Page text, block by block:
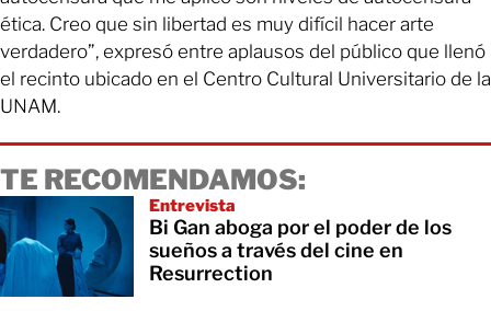
ética. Creo que sin libertad es muy difícil hacer arte
verdadero”, expresó entre aplausos del público que llenó
el recinto ubicado en el Centro Cultural Universitario de la
UNAM.
TE RECOMENDAMOS:
Entrevista
Bi Gan aboga por el poder de los
sueños a través del cine en
Resurrection